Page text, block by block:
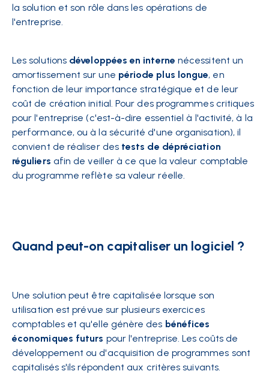
la solution et son rôle dans les opérations de
l'entreprise.
Les solutions développées en interne nécessitent un
amortissement sur une période plus longue, en
fonction de leur importance stratégique et de leur
coût de création initial. Pour des programmes critiques
pour l'entreprise (c'est-à-dire essentiel à l'activité, à la
performance, ou à la sécurité d'une organisation), il
convient de réaliser des tests de dépréciation
réguliers afin de veiller à ce que la valeur comptable
du programme reflète sa valeur réelle.
Quand peut-on capitaliser un logiciel ?
Une solution peut être capitalisée lorsque son
utilisation est prévue sur plusieurs exercices
comptables et qu'elle génère des bénéfices
économiques futurs pour l'entreprise. Les coûts de
développement ou d'acquisition de programmes sont
capitalisés s'ils répondent aux critères suivants.